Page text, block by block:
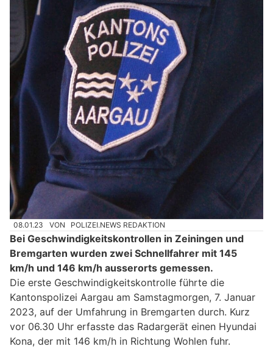
08.01.23 VON POLIZEI.NEWS REDAKTION
Bei Geschwindigkeitskontrollen in Zeiningen und
Bremgarten wurden zwei Schnellfahrer mit 145
km/h und 146 km/h ausserorts gemessen.
Die erste Geschwindigkeitskontrolle führte die
Kantonspolizei Aargau am Samstagmorgen, 7. Januar
2023, auf der Umfahrung in Bremgarten durch. Kurz
vor 06.30 Uhr erfasste das Radargerät einen Hyundai
Kona, der mit 146 km/h in Richtung Wohlen fuhr.